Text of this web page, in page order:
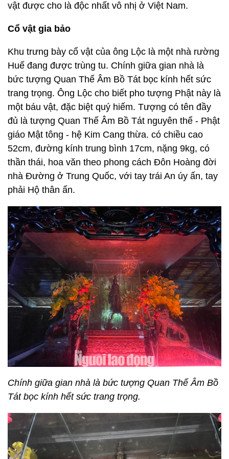
vật được cho là độc nhất vô nhị ở Việt Nam.
Cổ vật gia bảo
Khu trưng bày cổ vật của ông Lộc là một nhà rường
Huế đang được trùng tu. Chính giữa gian nhà là
bức tượng Quan Thế Âm Bồ Tát bọc kính hết sức
trang trọng. Ông Lộc cho biết pho tượng Phật này là
một báu vật, đặc biệt quý hiếm. Tượng có tên đầy
đủ là tượng Quan Thế Âm Bồ Tát nguyên thể - Phật
giáo Mật tông - hệ Kim Cang thừa. có chiều cao
52cm, đường kính trung bình 17cm, nặng 9kg, có
thần thái, hoa văn theo phong cách Đôn Hoàng đời
nhà Đường ở Trung Quốc, với tay trái An úy ấn, tay
phải Hộ thân ấn.
Chính giữa gian nhà là bức tượng Quan Thế Âm Bồ
Tát bọc kính hết sức trang trọng.